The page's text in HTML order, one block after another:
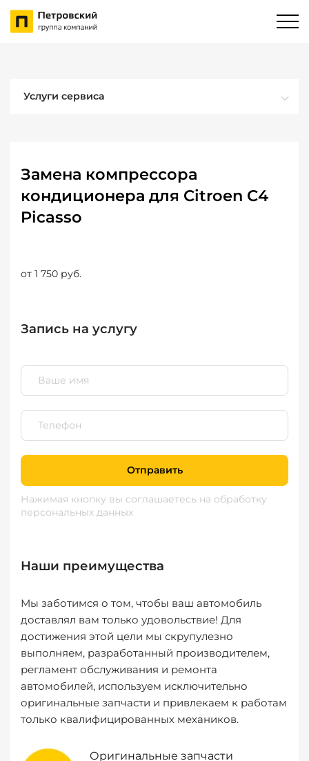
Услуги сервиса
Замена компрессора
кондиционера для Citroen C4
Picasso
от 1 750 руб.
Запись на услугу
Отправить
Нажимая кнопку вы соглашаетесь на обработку
персональных данных
Наши преимущества
Мы заботимся о том, чтобы ваш автомобиль
доставлял вам только удовольствие! Для
достижения этой цели мы скрупулезно
выполняем, разработанный производителем,
регламент обслуживания и ремонта
автомобилей, используем исключительно
оригинальные запчасти и привлекаем к работам
только квалифицированных механиков.
Оригинальные запчасти